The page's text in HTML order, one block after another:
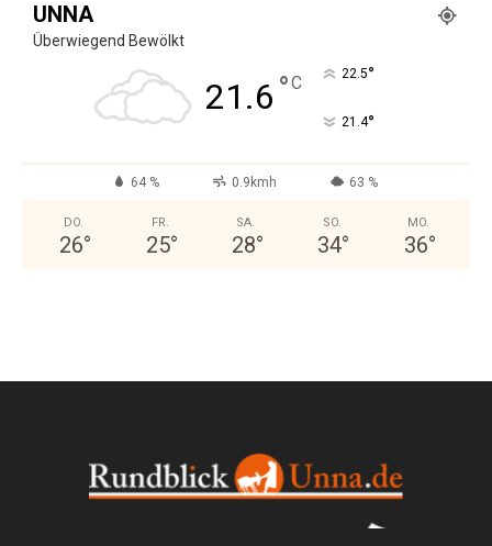
UNNA
Überwiegend Bewölkt
21.6 °C 22.5°
21.4°
64 % 0.9kmh 63 %
DO.
26°
FR.
25°
SA.
28°
SO.
34°
MO.
36°